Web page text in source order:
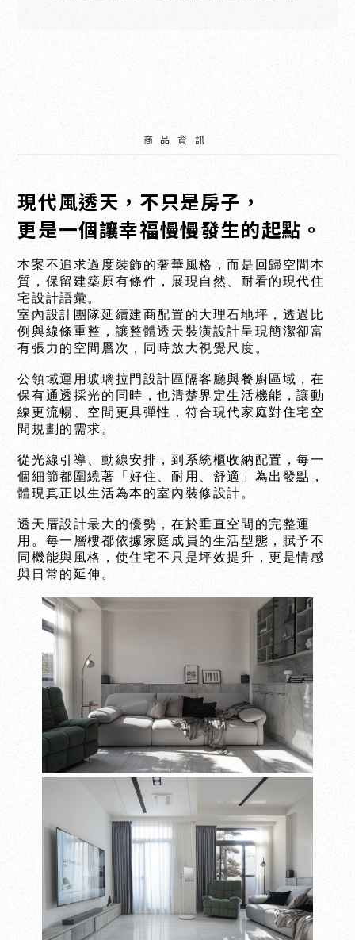
商品資訊
現代風透天，不只是房子，
更是一個讓幸福慢慢發生的起點。
本案不追求過度裝飾的奢華風格，而是回歸空間本
質，保留建築原有條件，展現自然、耐看的現代住
宅設計語彙。
室內設計團隊延續建商配置的大理石地坪，透過比
例與線條重整，讓整體透天裝潢設計呈現簡潔卻富
有張力的空間層次，同時放大視覺尺度。
公領域運用玻璃拉門設計區隔客廳與餐廚區域，在
保有通透採光的同時，也清楚界定生活機能，讓動
線更流暢、空間更具彈性，符合現代家庭對住宅空
間規劃的需求。
從光線引導、動線安排，到系統櫃收納配置，每一
個細節都圍繞著「好住、耐用、舒適」為出發點，
體現真正以生活為本的室內裝修設計。
透天厝設計最大的優勢，在於垂直空間的完整運
用。每一層樓都依據家庭成員的生活型態，賦予不
同機能與風格，使住宅不只是坪效提升，更是情感
與日常的延伸。